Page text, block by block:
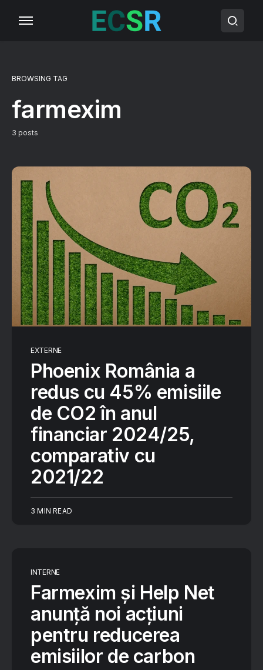
BROWSING TAG
farmexim
3 posts
EXTERNE
Phoenix România a
redus cu 45% emisiile
de CO2 în anul
financiar 2024/25,
comparativ cu
2021/22
3 MIN READ
INTERNE
Farmexim și Help Net
anunță noi acțiuni
pentru reducerea
emisiilor de carbon